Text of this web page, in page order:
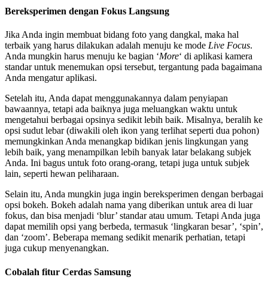
Bereksperimen dengan Fokus Langsung
Jika Anda ingin membuat bidang foto yang dangkal, maka hal
terbaik yang harus dilakukan adalah menuju ke mode Live Focus.
Anda mungkin harus menuju ke bagian ‘More‘ di aplikasi kamera
standar untuk menemukan opsi tersebut, tergantung pada bagaimana
Anda mengatur aplikasi.
Setelah itu, Anda dapat menggunakannya dalam penyiapan
bawaannya, tetapi ada baiknya juga meluangkan waktu untuk
mengetahui berbagai opsinya sedikit lebih baik. Misalnya, beralih ke
opsi sudut lebar (diwakili oleh ikon yang terlihat seperti dua pohon)
memungkinkan Anda menangkap bidikan jenis lingkungan yang
lebih baik, yang menampilkan lebih banyak latar belakang subjek
Anda. Ini bagus untuk foto orang-orang, tetapi juga untuk subjek
lain, seperti hewan peliharaan.
Selain itu, Anda mungkin juga ingin bereksperimen dengan berbagai
opsi bokeh. Bokeh adalah nama yang diberikan untuk area di luar
fokus, dan bisa menjadi ‘blur’ standar atau umum. Tetapi Anda juga
dapat memilih opsi yang berbeda, termasuk ‘lingkaran besar’, ‘spin’,
dan ‘zoom’. Beberapa memang sedikit menarik perhatian, tetapi
juga cukup menyenangkan.
Cobalah fitur Cerdas Samsung